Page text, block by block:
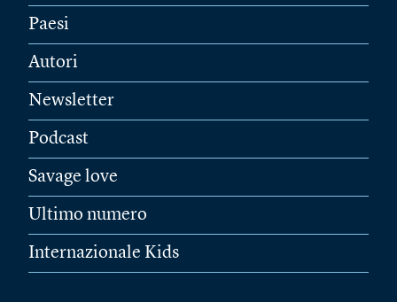
Paesi
Autori
Newsletter
Podcast
Savage love
Ultimo numero
Internazionale Kids